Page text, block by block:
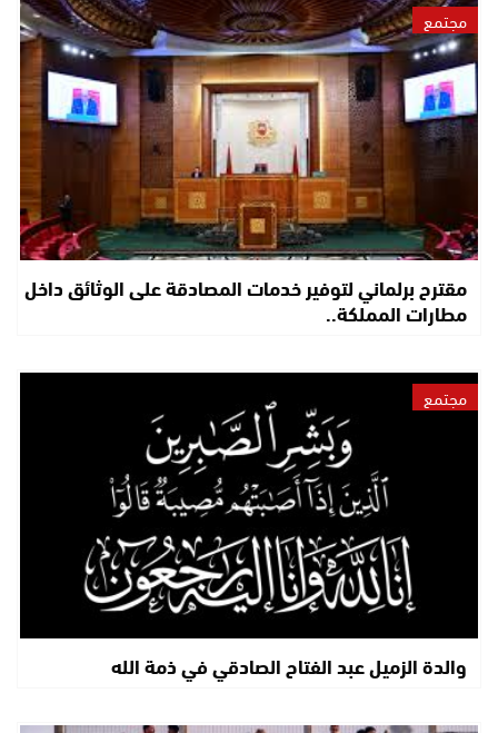
مجتمع
مقترح برلماني لتوفير خدمات المصادقة على الوثائق داخل
مطارات المملكة..
مجتمع
والدة الزميل عبد الفتاح الصادقي في ذمة الله